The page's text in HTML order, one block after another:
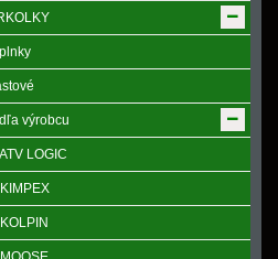
výrobcu
LOGIC